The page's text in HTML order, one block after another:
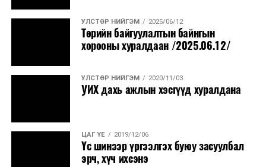
УЛСТӨР НИЙГЭМ 2025/06/12
Төрийн байгуулалтын байнгын
хорооны хуралдаан /2025.06.12/
УЛСТӨР НИЙГЭМ 2020/11/03
УИХ дахь ажлын хэсгүүд хуралдана
ЦАГ ҮЕ 2019/12/06
Үс шинээр үргээлгэх буюу засуулбал
эрч, хүч ихсэнэ